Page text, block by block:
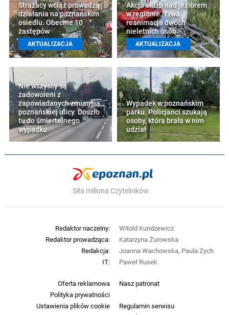
Strażacy wciąż prowadzą
działania na poznańskim
osiedlu. Obecnie 10
zastępów
AKTUALIZACJA
Akcja służb nad jeziorem
w regionie. Trwa
reanimacja dwóch
nieletnich osób
AKTUALIZACJA
Nie wszyscy są
zadowoleni z
zapowiadanych zmian na
poznańskiej ulicy. Doszło
tu do śmiertelnego
wypadku
Wypadek w poznańskim
parku. Policjanci szukają
osoby, która brała w nim
udział
Siła miliona Czytelników
Oferta reklamowa
Nasz patronat
Polityka prywatności
Ustawienia plików cookie
Regulamin serwisu
Redaktor naczelny:
Witold Kundzewicz
Redaktor prowadząca:
Katarzyna Żurowska
Redakcja:
Joanna Wachowska, Paula Zych
IT:
Paweł Rusek